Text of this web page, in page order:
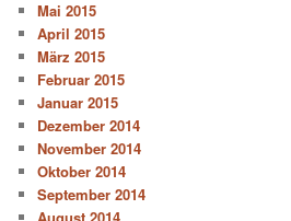
Mai 2015
April 2015
März 2015
Februar 2015
Januar 2015
Dezember 2014
November 2014
Oktober 2014
September 2014